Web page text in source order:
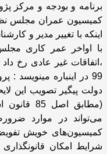
برنامه و بودجه و مرکز
کمیسیون عمران مجلس
اینکه با تغییر مدیر و
99 در اینباره
(مطابق
اصل 85
می‌تواند در موارد
کمیسیون‌های خویش
شرایط امکان